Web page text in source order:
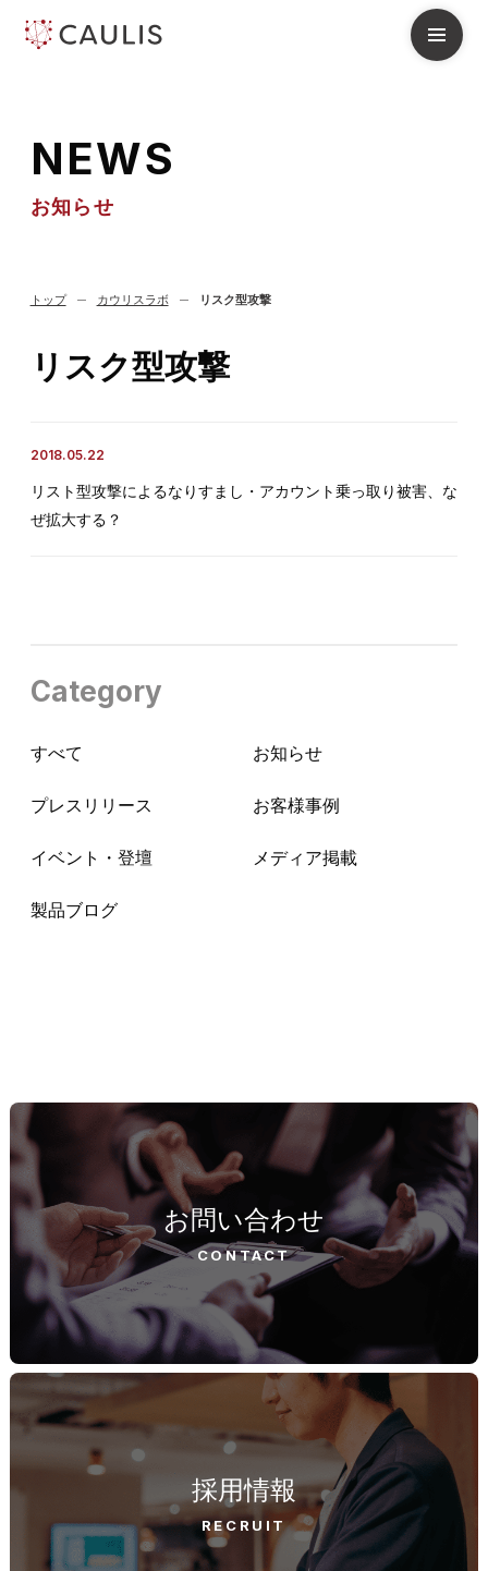
NEWS
お知らせ
トップ カウリスラボ リスク型攻撃
リスク型攻撃
2018.05.22
リスト型攻撃によるなりすまし・アカウント乗っ取り被害、な
ぜ拡大する？
Category
すべて お知らせ
プレスリリース お客様事例
イベント・登壇 メディア掲載
製品ブログ
お問い合わせ
CONTACT
採用情報
RECRUIT